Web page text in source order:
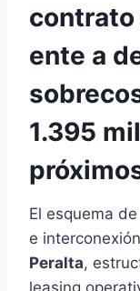
contrato
ente a
1.395
El esquema
e
Peralta,
leasing